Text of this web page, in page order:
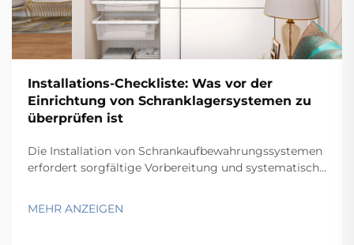
Installations-Checkliste: Was vor der
Einrichtung von Schranklagersystemen zu
überprüfen ist
Die Installation von Schrankaufbewahrungssystemen
erfordert sorgfältige Vorbereitung und systematische
Auftragnehmer und Facility-Manager wissen, dass
MEHR ANZEIGEN